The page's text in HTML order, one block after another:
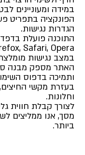
במידה ומעוניינים
הפונקציה בתפריט
הגדרות נגישות.
במצב נגישות
האתר מספק מבנה
ותמיכה בדפוס
וחלונות.
לצורך קבלת חווית
ביותר.